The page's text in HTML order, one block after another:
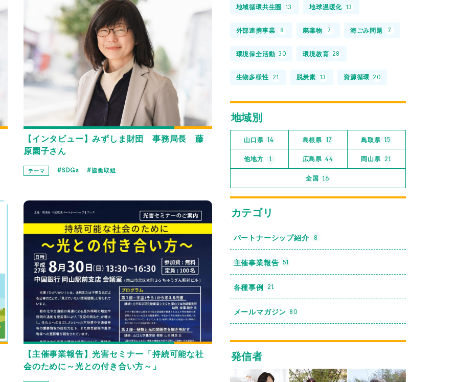
【インタビュー】みずしま財団 事務局長 藤
原園子さん
テーマ SDGs 協働取組
【主催事業報告】光害セミナー「持続可能な社
会のために～光との付き合い方～」
地域循環共生圏 13 地球温暖化 13
外部連携事業 8 廃棄物 7 海ごみ問題 7
環境保全活動 30 環境教育 28
生物多様性 21 脱炭素 13 資源循環 20
地域別
山口県 14 島根県 17 鳥取県 15
他地方 1 広島県 44 岡山県 21
全国 16
カテゴリ
パートナーシップ紹介 8
主催事業報告 51
各種事例 21
メールマガジン 80
発信者